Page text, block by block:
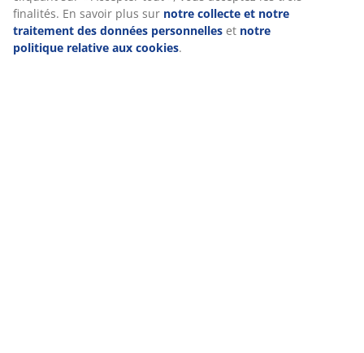
finalités. En savoir plus sur notre collecte et notre
traitement des données personnelles et notre
politique relative aux cookies.